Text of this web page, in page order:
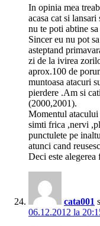
In opinia mea
acasa cat si
nu te poti abtine
Sincer eu nu pot
asteptand
zi de la ivirea
aprox.100 de
muntoasa atacuri
pierdere .Am si
(2000,2001).
Momentul atacului
simti frica ,nervi
punctulete pe
atunci cand
Deci este
cata001
06.12.2012 la